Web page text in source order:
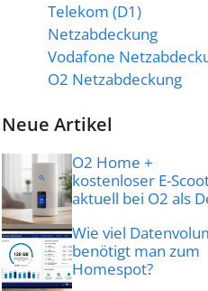
Telekom (D1)
Netzabdeckung
Vodafone
O2 Netzabdeckung
Neue Artikel
O2 Home +
kostenloser E-
aktuell bei O2 als
Wie viel
benötigt man zum
Homespot?